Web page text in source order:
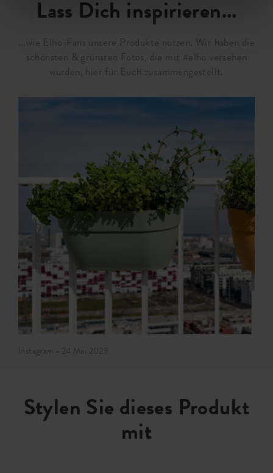
Lass Dich inspirieren...
...wie Elho-Fans unsere Produkte nutzen. Wir haben die
schönsten & grünsten Fotos, die mit #elho versehen
wurden, hier für Euch zusammengestellt.
Instagram • 24 Mai 2023
Stylen Sie dieses Produkt
mit